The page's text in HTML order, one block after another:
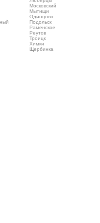
Московский
Мытищи
Одинцово
Подольск
Раменское
Реутов
Троицк
Химки
Щербинка